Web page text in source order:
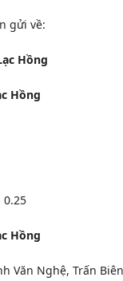
gửi về:
Hồng
Hồng
0.25
Hồng
Văn Nghệ, Trấn